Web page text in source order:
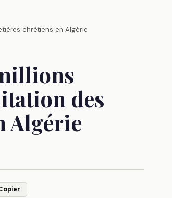
chrétiens en Algérie
des
Algérie